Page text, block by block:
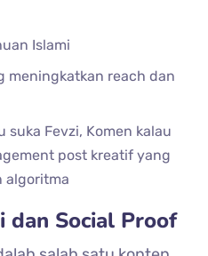
Islami
meningkatkan reach dan
suka Fevzi, Komen kalau
post kreatif yang
algoritma
dan Social Proof